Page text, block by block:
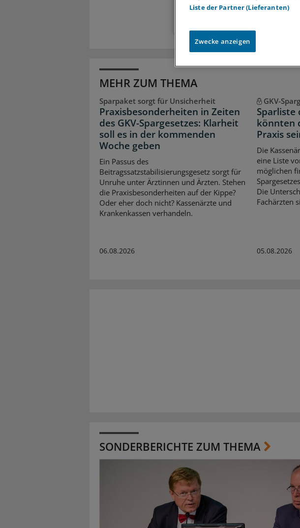
MEHR ZUM THEMA
Sparpaket sorgt für Unsicherheit
Praxisbesonderheiten in Zeiten
des GKV-Spargesetzes: Klarheit
soll es in der kommenden
Woche geben
Ein Passus des
Beitragssatzstabilisierungsgesetz sorgt für
Unruhe unter Ärztinnen und Ärzten. Stehen
die Praxisbesonderheiten auf der Kippe?
Oder eher doch nicht? Kassenärzte und
Krankenkassen verhandeln.
06.08.2026
GKV-
Sparliste
könnten
Praxis
Die
eine Liste
möglichen
Die
Fachärzten
05.08.2026
SONDERBERICHTE ZUM THEMA
Liste der Partner (Lieferanten)
Zwecke anzeigen